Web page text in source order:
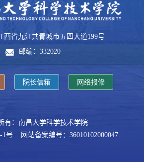
西省九江共青城市五四大道199号
邮编：332020
院长信箱 网络报修
有：南昌大学科学技术学院
1号 网站备案编号：36010102000047